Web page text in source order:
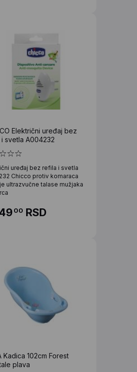
Električni uređaj bez
svetla A004232
uređaj bez refila i svetla
Chicco protiv komaraca
ultrazvučne talase mužjaka
00 RSD
Kadica 102cm Forest
plava